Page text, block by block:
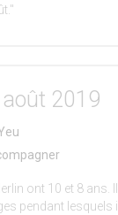
2019
ont 10 et 8 ans.
pendant lesquels